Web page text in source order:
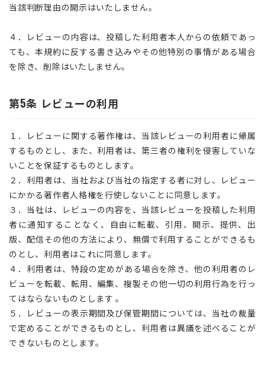
当該判断理由の開示はいたしません。
４．レビューの内容は、投稿した利用者本人からの依頼であっ
ても、本規約に反する書き込みやその他特別の事情がある場合
を除き、削除はいたしません。
第5条 レビューの利用
１．レビューに関する著作権は、当該レビューの利用者に帰属
するものとし、また、利用者は、第三者の権利を侵害していな
いことを保証するものとします。
２．利用者は、当社および当社の指定する者に対し、レビュー
にかかる著作者人格権を行使しないことに同意します。
３．当社は、レビューの内容を、当該レビューを投稿した利用
者に通知することなく、自由に転載、引用、開示、提供、出
版、配信その他の方法により、無償で利用することができるも
のとし、利用者はこれに同意します。
４．利用者は、特段の定めがある場合を除き、他の利用者のレ
ビューを転載、転用、編集、複製その他一切の利用行為を行っ
てはならないものとします 。
５．レビューの表示期間及び保管期間については、当社の裁量
で定めることができるものとし、利用者は異議を述べることが
できないものとします。